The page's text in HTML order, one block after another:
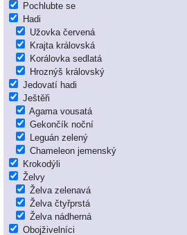
Pochlubte se
Hadi
Užovka červená
Krajta královská
Korálovka sedlatá
Hroznýš královský
Jedovatí hadi
Ještěři
Agama vousatá
Gekončík noční
Leguán zelený
Chameleon jemenský
Krokodýli
Želvy
Želva zelenavá
Želva čtyřprstá
Želva nádherná
Obojživelníci